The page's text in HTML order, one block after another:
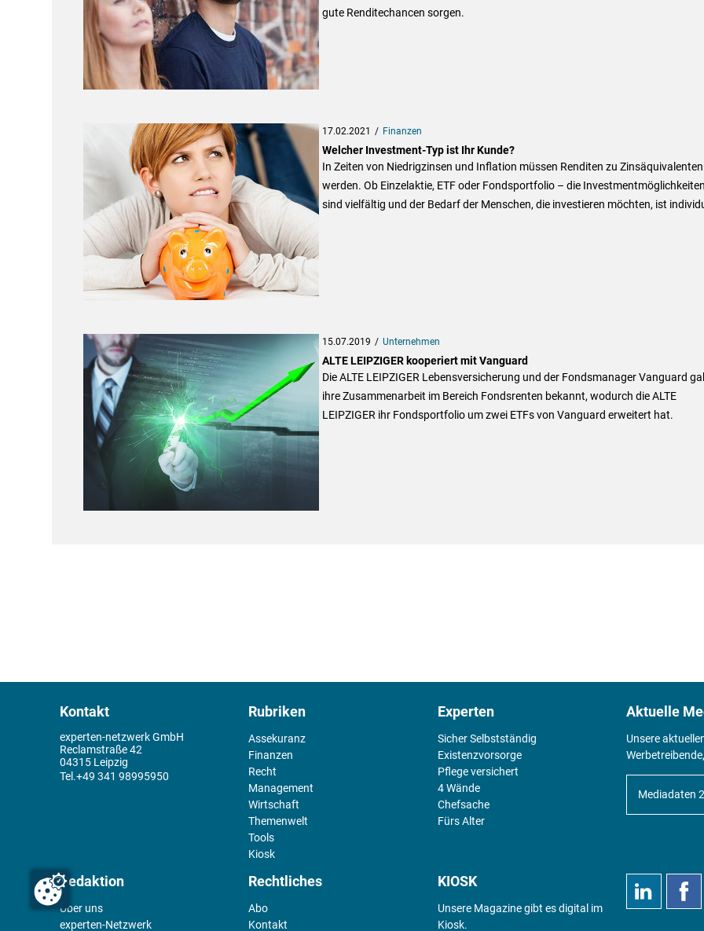
gute Renditechancen sorgen.
17.02.2021 Finanzen
Welcher Investment-Typ ist Ihr Kunde?
In Zeiten von Niedrigzinsen und Inflation müssen Renditen zu Zinsäquivalenten
werden. Ob Einzelaktie, ETF oder Fondsportfolio – die
sind vielfältig und der Bedarf der Menschen, die investieren möchten, ist
15.07.2019 Unternehmen
ALTE LEIPZIGER kooperiert mit Vanguard
Die ALTE LEIPZIGER Lebensversicherung und der Fondsmanager Vanguard
ihre Zusammenarbeit im Bereich Fondsrenten bekannt, wodurch die ALTE
LEIPZIGER ihr Fondsportfolio um zwei ETFs von Vanguard erweitert hat.
Kontakt
experten-netzwerk GmbH
Reclamstraße 42
04315 Leipzig
+49 341 98995950
Rubriken
Assekuranz
Finanzen
Recht
Management
Wirtschaft
Themenwelt
Tools
Kiosk
Experten
Sicher Selbstständig
Existenz­vorsorge
Pflege versichert
4 Wände
Chefsache
Fürs Alter
Aktuelle
Unsere
Mediadaten
Redaktion
Über uns
experten-Netzwerk
Rechtliches
Abo
Kontakt
KIOSK
Unsere Magazine gibt es digital im
Kiosk.